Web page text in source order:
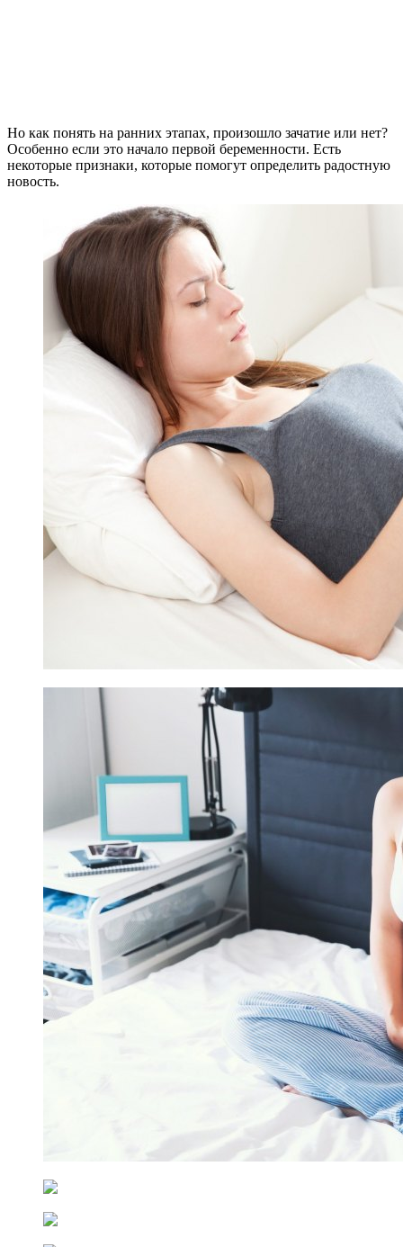
Но как понять на ранних этапах, произошло зачатие или нет?
Особенно если это начало первой беременности. Есть
некоторые признаки, которые помогут определить радостную
новость.